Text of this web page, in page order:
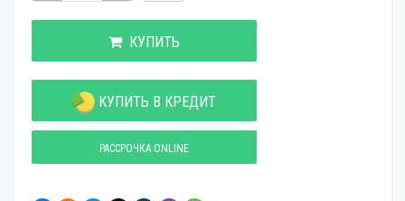
КУПИТЬ
КУПИТЬ В КРЕДИТ
РАССРОЧКА ONLINE